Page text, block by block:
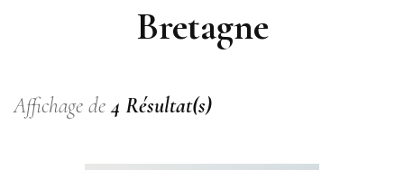
Bretagne
Affichage de 4 Résultat(s)